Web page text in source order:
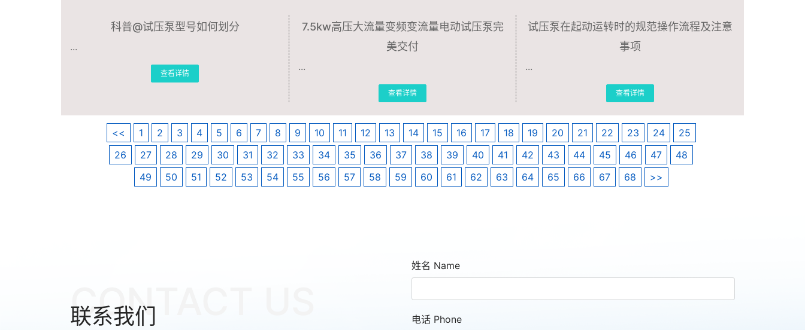
科普@试压泵型号如何划分
...
查看详情
7.5kw高压大流量变频变流量电动试压泵完
美交付
...
查看详情
试压泵在起动运转时的规范操作流程及注意
事项
...
查看详情
<< 1 2 3 4 5 6 7 8 9 10 11 12 13 14 15 16 17 18 19 20 21 22 23 24
25
26
27 28 29 30 31 32 33 34 35 36 37 38 39 40 41 42 43 44 45 46 47
48
49
50 51 52 53 54 55 56 57 58 59 60 61 62 63 64 65 66 67 68 >>
CONTACT US
联系我们
姓名 Name
电话 Phone